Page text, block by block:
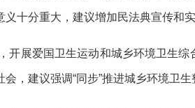
义十分重大，建议增加民法典宣传和
开展爱国卫生运动和城乡环境卫生
会，建议强调“同步”推进城乡环境卫